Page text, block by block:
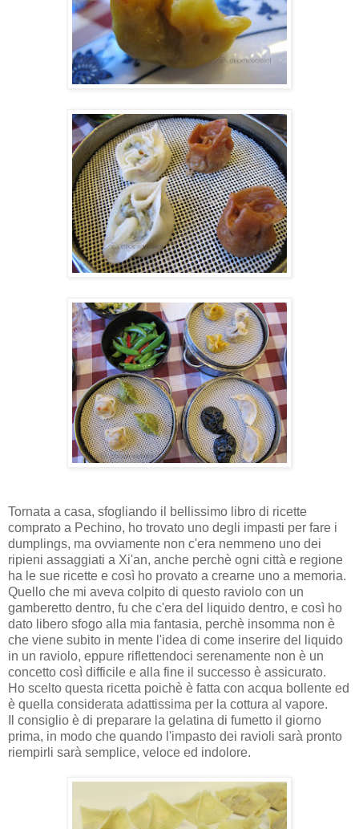
Tornata a casa, sfogliando il bellissimo libro di ricette
comprato a Pechino, ho trovato uno degli impasti per fare i
dumplings, ma ovviamente non c'era nemmeno uno dei
ripieni assaggiati a Xi'an, anche perchè ogni città e regione
ha le sue ricette e così ho provato a crearne uno a memoria.
Quello che mi aveva colpito di questo raviolo con un
gamberetto dentro, fu che c'era del liquido dentro, e così ho
dato libero sfogo alla mia fantasia, perchè insomma non è
che viene subito in mente l'idea di come inserire del liquido
in un raviolo, eppure riflettendoci serenamente non è un
concetto così difficile e alla fine il successo è assicurato.
Ho scelto questa ricetta poichè è fatta con acqua bollente ed
è quella considerata adattissima per la cottura al vapore.
Il consiglio è di preparare la gelatina di fumetto il giorno
prima, in modo che quando l'impasto dei ravioli sarà pronto
riempirli sarà semplice, veloce ed indolore.